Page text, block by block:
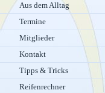
Aus dem Alltag
Termine
Mitglieder
Kontakt
Tipps & Tricks
Reifenrechner